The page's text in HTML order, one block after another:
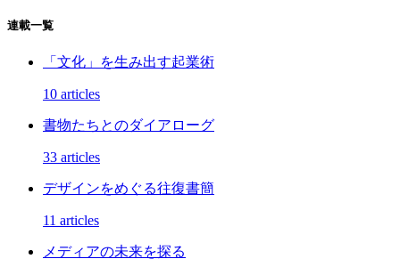
連載一覧
「文化」を生み出す起業術
10 articles
書物たちとのダイアローグ
33 articles
デザインをめぐる往復書簡
11 articles
メディアの未来を探る